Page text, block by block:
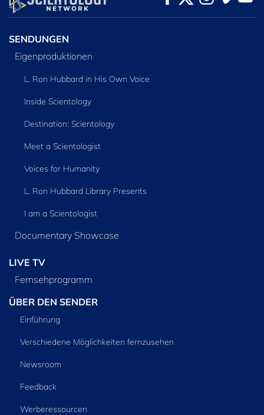
ENTDECKEN
SENDUNGEN
Eigenproduktionen
L. Ron Hubbard in His Own Voice
Inside Scientology
Destination: Scientology
Meet a Scientologist
Voices for Humanity
L. Ron Hubbard Library Presents
I am a Scientologist
Documentary Showcase
LIVE TV
Fernsehprogramm
ÜBER DEN SENDER
Einführung
Verschiedene Möglichkeiten fernzusehen
Newsroom
Feedback
Werberessourcen